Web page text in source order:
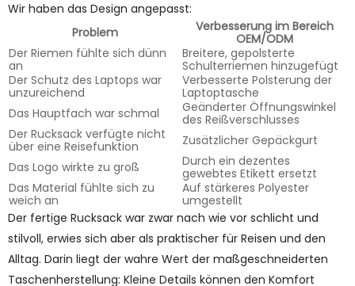
Wir haben das Design angepasst:
Problem
Verbesserung im Bereich
OEM/ODM
Der Riemen fühlte sich dünn
an
Breitere, gepolsterte
Schulterriemen hinzugefügt
Der Schutz des Laptops war
unzureichend
Verbesserte Polsterung der
Laptoptasche
Das Hauptfach war schmal
Geänderter Öffnungswinkel
des Reißverschlusses
Der Rucksack verfügte nicht
über eine Reisefunktion
Zusätzlicher Gepäckgurt
Das Logo wirkte zu groß
Durch ein dezentes
gewebtes Etikett ersetzt
Das Material fühlte sich zu
weich an
Auf stärkeres Polyester
umgestellt
Der fertige Rucksack war zwar nach wie vor schlicht und
stilvoll, erwies sich aber als praktischer für Reisen und den
Alltag. Darin liegt der wahre Wert der maßgeschneiderten
Taschenherstellung: Kleine Details können den Komfort